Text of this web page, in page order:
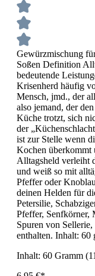
Gewürzmischung
Soßen Definition
bedeutende
Krisenherd häufig
Mensch, jmd., der
also jemand, der
Küche trotzt, sich
der
ist zur Stelle wenn
Kochen
Alltagsheld verleiht
und weiß so mit
Pfeffer oder
deinen Helden für
Petersilie,
Pfeffer, Senfkörner,
Spuren von
enthalten. Inhalt: 60
Inhalt: 60 Gramm